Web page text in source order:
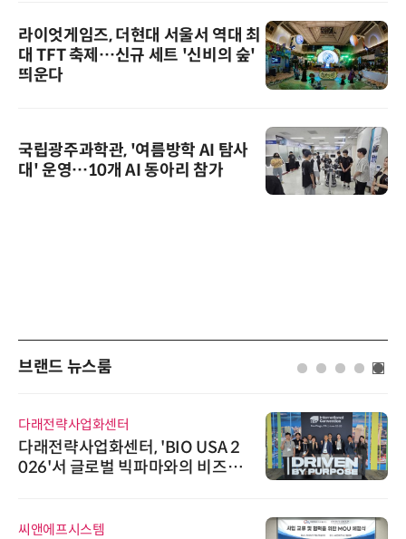
라이엇게임즈, 더현대 서울서 역대 최
대 TFT 축제…신규 세트 '신비의 숲'
띄운다
국립광주과학관, '여름방학 AI 탐사
대' 운영…10개 AI 동아리 참가
브랜드 뉴스룸
다래전략사업화센터
다래전략사업화센터, 'BIO USA 2
026'서 글로벌 빅파마와의 비즈니
씨앤에프시스템